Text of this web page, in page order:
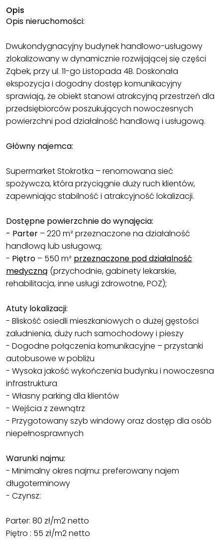
Opis
Opis nieruchomości:
Dwukondygnacyjny budynek handlowo-usługowy
zlokalizowany w dynamicznie rozwijającej się części
Ząbek, przy ul. 11-go Listopada 4B. Doskonała
ekspozycja i dogodny dostęp komunikacyjny
sprawiają, że obiekt stanowi atrakcyjną przestrzeń dla
przedsiębiorców poszukujących nowoczesnych
powierzchni pod działalność handlową i usługową.
Główny najemca:
Supermarket Stokrotka – renomowana sieć
spożywcza, która przyciągnie duży ruch klientów,
zapewniając stabilność i atrakcyjność lokalizacji.
Dostępne powierzchnie do wynajęcia:
- Parter – 220 m² przeznaczone na działalność
handlową lub usługową;
- Piętro – 550 m² przeznaczone pod działalność
medyczną (przychodnie, gabinety lekarskie,
rehabilitacja, inne usługi zdrowotne, POZ);
Atuty lokalizacji:
- Bliskość osiedli mieszkaniowych o dużej gęstości
zaludnienia, duży ruch samochodowy i pieszy
- Dogodne połączenia komunikacyjne – przystanki
autobusowe w pobliżu
- Wysoka jakość wykończenia budynku i nowoczesna
infrastruktura
- Własny parking dla klientów
- Wejścia z zewnątrz
- Przygotowany szyb windowy oraz dostęp dla osób
niepełnosprawnych
Warunki najmu:
- Minimalny okres najmu: preferowany najem
długoterminowy
- Czynsz:
Parter: 80 zł/m2 netto
Piętro : 55 zł/m2 netto